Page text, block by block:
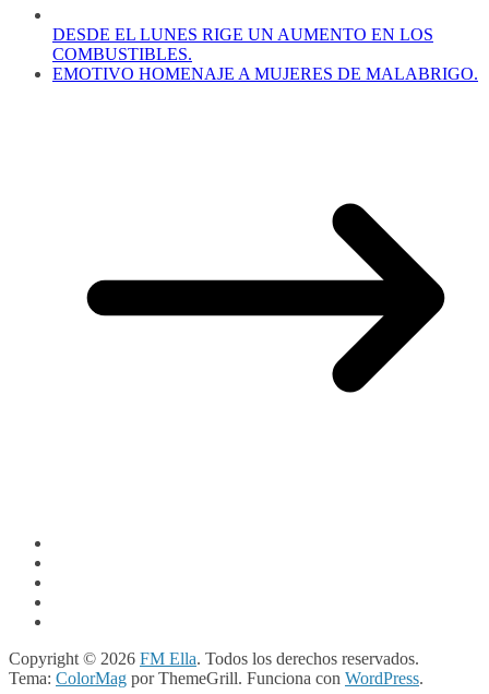
DESDE EL LUNES RIGE UN AUMENTO EN LOS
COMBUSTIBLES.
EMOTIVO HOMENAJE A MUJERES DE MALABRIGO.
Copyright © 2026 FM Ella. Todos los derechos reservados.
Tema: ColorMag por ThemeGrill. Funciona con WordPress.